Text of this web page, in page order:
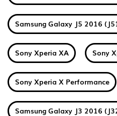
Samsung Galaxy J5 2016
Sony Xperia XA Sony
Sony Xperia X Performance
Samsung Galaxy J3 2016